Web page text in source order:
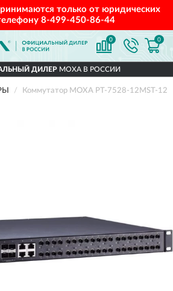
только от юридических
8-499-450-86-44
0 0
ДИЛЕРMOXA В РОССИИ
Коммутатор MOXA PT-7528-12MST-